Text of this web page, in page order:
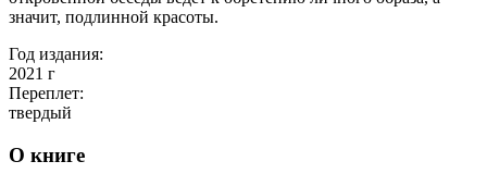
значит, подлинной красоты.
Год издания:
2021 г
Переплет:
твердый
О книге